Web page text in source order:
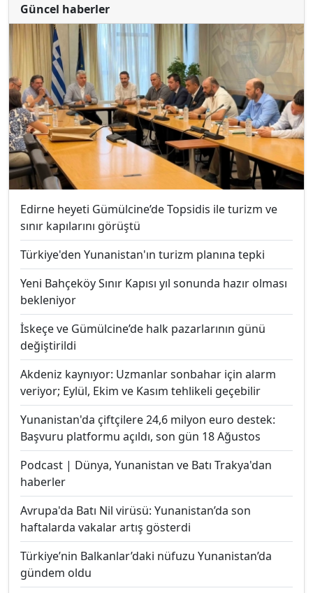
Güncel haberler
Edirne heyeti Gümülcine’de Topsidis ile turizm ve
sınır kapılarını görüştü
Türkiye'den Yunanistan'ın turizm planına tepki
Yeni Bahçeköy Sınır Kapısı yıl sonunda hazır olması
bekleniyor
İskeçe ve Gümülcine’de halk pazarlarının günü
değiştirildi
Akdeniz kaynıyor: Uzmanlar sonbahar için alarm
veriyor; Eylül, Ekim ve Kasım tehlikeli geçebilir
Yunanistan'da çiftçilere 24,6 milyon euro destek:
Başvuru platformu açıldı, son gün 18 Ağustos
Podcast | Dünya, Yunanistan ve Batı Trakya'dan
haberler
Avrupa'da Batı Nil virüsü: Yunanistan’da son
haftalarda vakalar artış gösterdi
Türkiye’nin Balkanlar’daki nüfuzu Yunanistan’da
gündem oldu